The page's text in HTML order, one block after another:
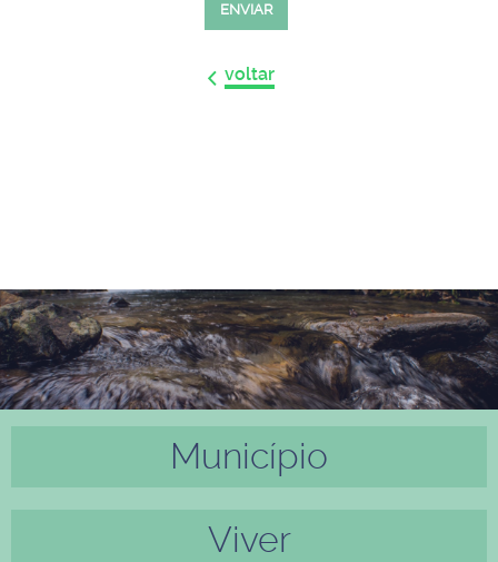
ENVIAR
voltar
Município
Viver